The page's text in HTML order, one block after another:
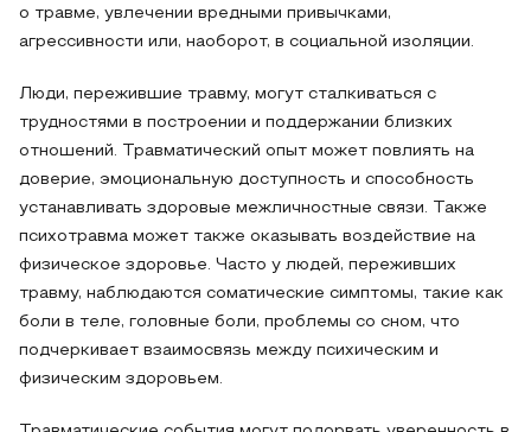
о травме, увлечении вредными привычками,
агрессивности или, наоборот, в социальной изоляции.
Люди, пережившие травму, могут сталкиваться с
трудностями в построении и поддержании близких
отношений. Травматический опыт может повлиять на
доверие, эмоциональную доступность и способность
устанавливать здоровые межличностные связи. Также
психотравма может также оказывать воздействие на
физическое здоровье. Часто у людей, переживших
травму, наблюдаются соматические симптомы, такие как
боли в теле, головные боли, проблемы со сном, что
подчеркивает взаимосвязь между психическим и
физическим здоровьем.